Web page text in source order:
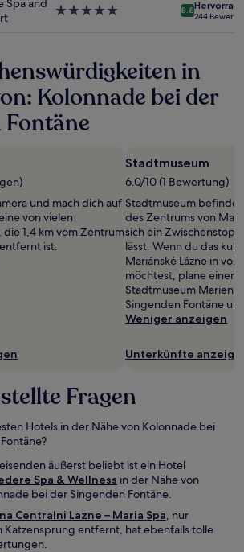
Spa and
5.0-
8.8
244
in
Kolonnade bei der
Fontäne
und mach dich auf
von vielen
1,4 km vom Zentrum
ist.
Stadtmuseum
6.0/10 (1 Bewertung)
Stadtmuseum befindet
des Zentrums von
sich ein
lässt. Wenn du das
Mariánské Lázne in
möchtest, plane einen
Stadtmuseum
Singenden Fontäne
Weniger anzeigen
Unterkünfte
Fragen
Hotels in der Nähe von Kolonnade bei
äußerst beliebt ist ein Hotel
Spa & Wellness in der Nähe von
bei der Singenden Fontäne.
Centralni Lazne – Maria Spa, nur
Katzensprung entfernt, hat ebenfalls tolle